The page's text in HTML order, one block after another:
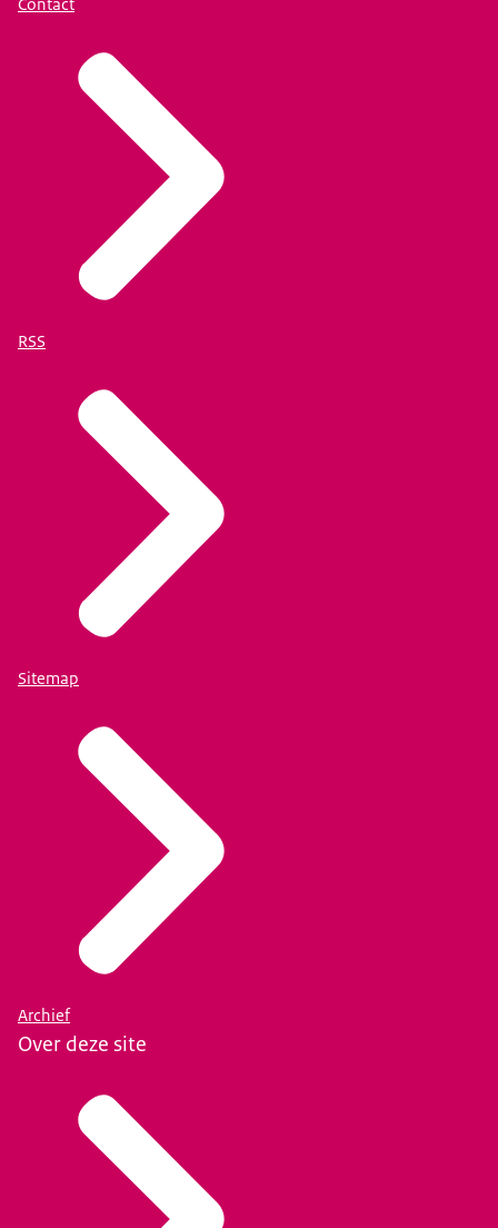
RSS
Sitemap
Archief
Over deze site